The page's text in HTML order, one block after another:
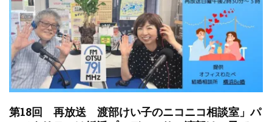
第18回 再放送 渡部けい子のニコニコ相談室」パ